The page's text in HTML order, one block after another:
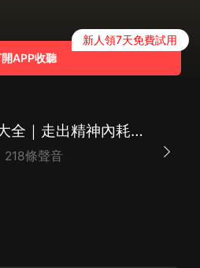
APP收聽
新人領7天免費試用
心靈雞湯大全｜走出精神內耗，掃除心靈負擔，發揮自我潛能｜成功路上的心靈佐餐，生命途中的智慧指南針
218條聲音